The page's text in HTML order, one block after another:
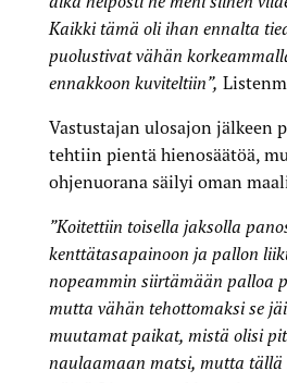
Kaikki tämä oli ihan ennalta
puolustivat vähän
ennakkoon kuviteltiin”,
Vastustajan ulosajon jälkeen
tehtiin pientä hienosäätöä,
ohjenuorana säilyi oman
”Koitettiin toisella jaksolla
kenttätasapainoon ja pallon
nopeammin siirtämään palloa
mutta vähän tehottomaksi se
muutamat paikat, mistä olisi
naulaamaan matsi, mutta tällä